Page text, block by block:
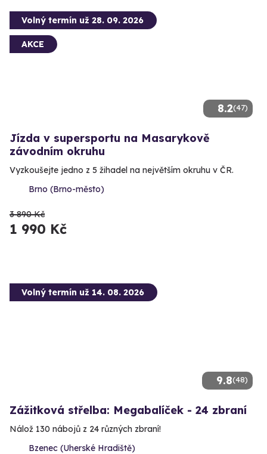
8.2(47)
Volný termín už 28. 09. 2026
AKCE
Jízda v supersportu na Masarykově
závodním okruhu
Vyzkoušejte jedno z 5 žihadel na největším okruhu v ČR.
Brno (Brno-město)
3 890 Kč
1 990 Kč
9.8(48)
Volný termín už 14. 08. 2026
Zážitková střelba: Megabalíček - 24 zbraní
Nálož 130 nábojů z 24 různých zbraní!
Bzenec (Uherské Hradiště)